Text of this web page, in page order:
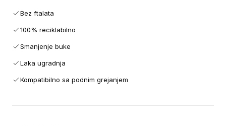
Bez ftalata
100% reciklabilno
Smanjenje buke
Laka ugradnja
Kompatibilno sa podnim grejanjem